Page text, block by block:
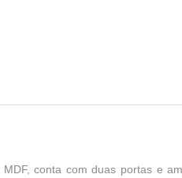
conta com duas portas e